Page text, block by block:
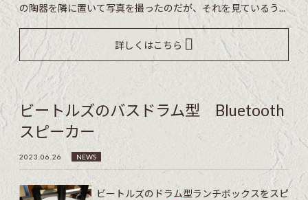
の陶器を隣に置いて写真を撮ったのだが、それを見ているう...
詳しくはこちら
ビートルズのバスドラム型 Bluetooth
スピーカー
2023.06.26 NEWS
ビートルズのドラム型ランチボックスをスピ